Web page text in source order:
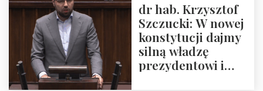
dr hab. Krzysztof
Szczucki: W nowej
konstytucji dajmy
silną władzę
prezydentowi i